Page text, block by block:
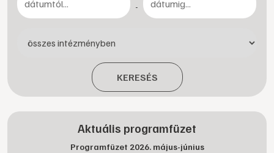
-
KERESÉS
Aktuális programfüzet
Programfüzet 2026. május-június